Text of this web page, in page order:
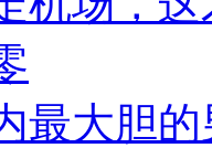
最大胆